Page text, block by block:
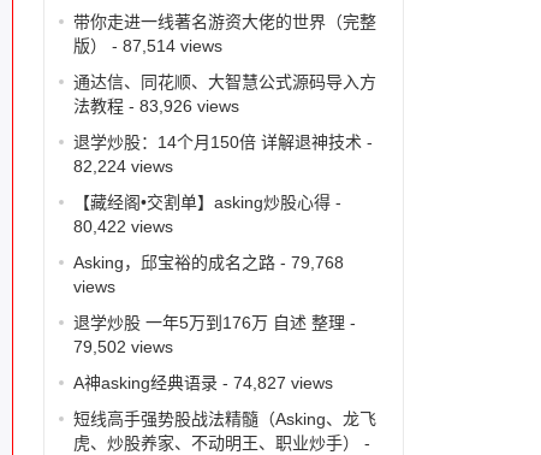
带你走进一线著名游资大佬的世界（完整
版）
- 87,514 views
通达信、同花顺、大智慧公式源码导入方
法教程- 83,926 views
退学炒股：14个月150倍 详解退神技术 -
82,224 views
【藏经阁•交割单】asking炒股心得-
80,422 views
Asking，邱宝裕的成名之路- 79,768
views
退学炒股 一年5万到176万 自述 整理 -
79,502 views
A神asking经典语录- 74,827 views
短线高手强势股战法精髓（Asking、龙飞
虎、炒股养家、不动明王、职业炒手）
-